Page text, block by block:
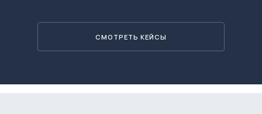
СМОТРЕТЬ КЕЙСЫ